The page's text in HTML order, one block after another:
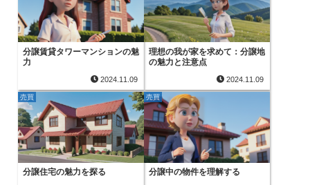
分譲賃貸タワーマンションの魅
力
2024.11.09
理想の我が家を求めて：分譲地
の魅力と注意点
2024.11.09
売買
分譲住宅の魅力を探る
売買
分譲中の物件を理解する